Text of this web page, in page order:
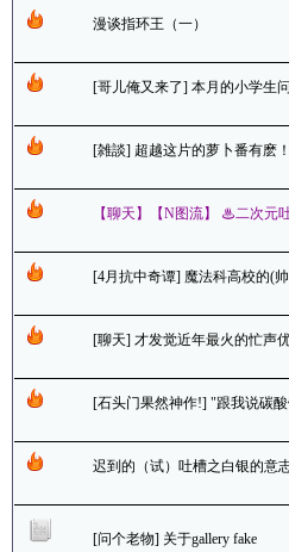
漫谈指环王（一）
[哥儿俺又来了] 本月的小学
[雑談] 超越这片的萝卜番有麽
【聊天】【N图流】 ♨二次元
[4月抗中奇谭] 魔法科高校的(
[聊天] 才发觉近年最火的忙
[石头门果然神作!] "跟我说碳
迟到的（试）吐槽之白银的意
[问个老物] 关于gallery fake